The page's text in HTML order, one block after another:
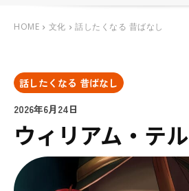
HOME 文化 話したくなる 昔ばなし
話したくなる 昔ばなし
2026年6月24日
ウィリアム・テル